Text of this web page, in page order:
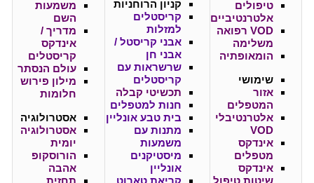
טיפולים
אלטרנטיביים
VOD רפואה
משלימה
הומאופתיה
שימושי
אזור
המטפלים
אלטרנטיבלי
VOD
אינדקס
מטפלים
אינדקס
קניון הרוחניות
קריסטלים
למזלות
אבני קריסטל /
אבני חן
שרשראות עם
קריסטלים
תכשיטי קבלה
חנות למטפלים
בית טבע אונליין
מתנות עם
משמעות
מיסטיקנים
אונליין
משמעות
השם
מדריך /
אינדקס
קריסטלים
עולם הנסתר
מילון פירוש
חלומות
אסטרולוגיה
אסטרולוגיה
יומית
הורוסקופ
אהבה